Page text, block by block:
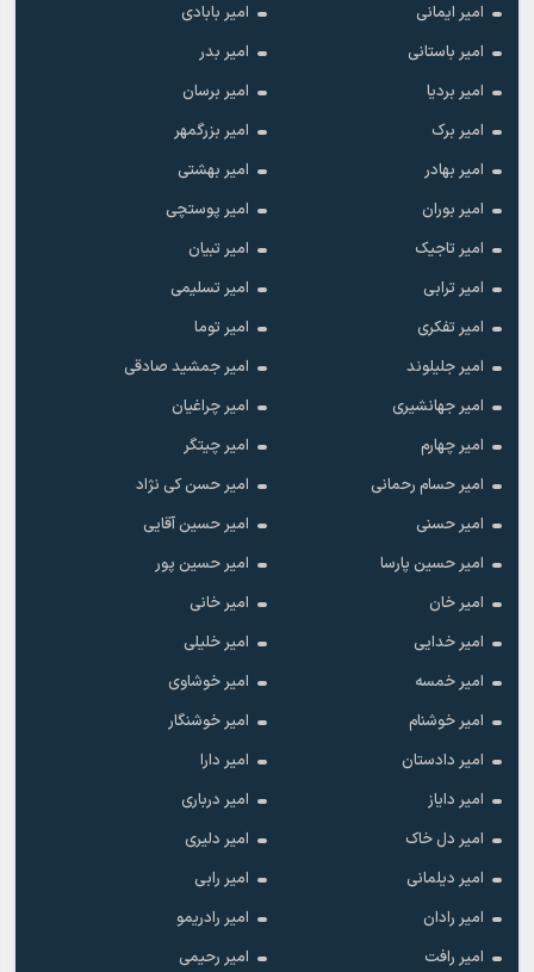
امیر ایمانی
امیر بابادی
امیر باستانی
امیر بدر
امیر بردیا
امیر برسان
امیر برک
امیر بزرگمهر
امیر بهادر
امیر بهشتی
امیر بوران
امیر پوستچی
امیر تاجیک
امیر تبیان
امیر ترابی
امیر تسلیمی
امیر تفکری
امیر توما
امیر جلیلوند
امیر جمشید صادقی
امیر جهانشیری
امیر چراغیان
امیر چهارم
امیر چیتگر
امیر حسام رحمانی
امیر حسن کی نژاد
امیر حسنی
امیر حسین آقایی
امیر حسین پارسا
امیر حسین پور
امیر خان
امیر خانی
امیر خدایی
امیر خلیلی
امیر خمسه
امیر خوشاوی
امیر خوشنام
امیر خوشنگار
امیر دادستان
امیر دارا
امیر دایاز
امیر درباری
امیر دل خاک
امیر دلیری
امیر دیلمانی
امیر رابی
امیر رادان
امیر رادریمو
امیر رافت
امیر رحیمی